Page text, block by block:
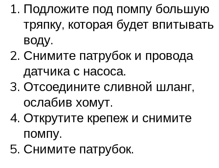
Подложите под помпу большую
тряпку, которая будет впитывать
воду.
Снимите патрубок и провода
датчика с насоса.
Отсоедините сливной шланг,
ослабив хомут.
Открутите крепеж и снимите
помпу.
Снимите патрубок.